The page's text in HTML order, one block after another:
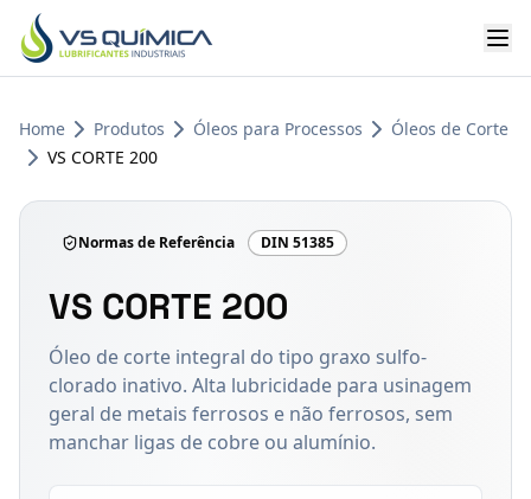
Ir para o conteúdo principal
Home Produtos Óleos para Processos
Óleos de Corte
VS CORTE 200
Normas de Referência DIN 51385
VS CORTE 200
Óleo de corte integral do tipo graxo sulfo-
clorado inativo. Alta lubricidade para usinagem
geral de metais ferrosos e não ferrosos, sem
manchar ligas de cobre ou alumínio.